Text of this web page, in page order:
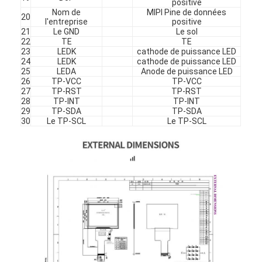
positive
20
Nom de
l'entreprise
MIPI Pine de données
positive
21
Le GND
Le sol
22
TE
TE
23
LEDK
cathode de puissance LED
24
LEDK
cathode de puissance LED
25
LEDA
Anode de puissance LED
26
TP-VCC
TP-VCC
27
TP-RST
TP-RST
28
TP-INT
TP-INT
29
TP-SDA
TP-SDA
30
Le TP-SCL Le TP-SCL